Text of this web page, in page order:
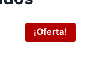
¡Oferta!